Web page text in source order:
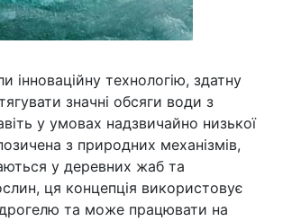
інноваційну технологію, здатну
значні обсяги води з
у умовах надзвичайно низької
з природних механізмів,
у деревних жаб та
ця концепція використовує
та може працювати на